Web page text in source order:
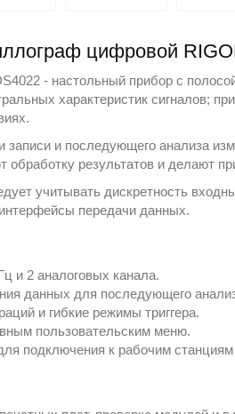
цифровой
- настольный прибор с
характеристик сигналов;
записи и последующего анализа
обработку результатов и делают
учитывать дискретность
передачи данных.
и 2 аналоговых канала.
данных для последующего
и гибкие режимы триггера.
пользовательским меню.
подключения к рабочим